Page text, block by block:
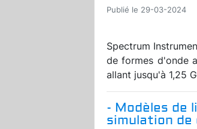
Publié le 29-03-2024
Spectrum
de formes d'onde
allant jusqu'à 1,25
- Modèles de
simulation